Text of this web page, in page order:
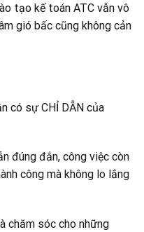
tạo kế toán ATC vẫn vô
gió bấc cũng không cản
có sự CHỈ DẪN của
đúng đắn, công việc còn
công mà không lo lắng
chăm sóc cho những